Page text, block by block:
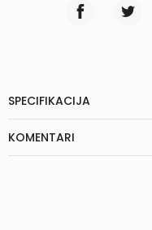
SPECIFIKACIJA
KOMENTARI